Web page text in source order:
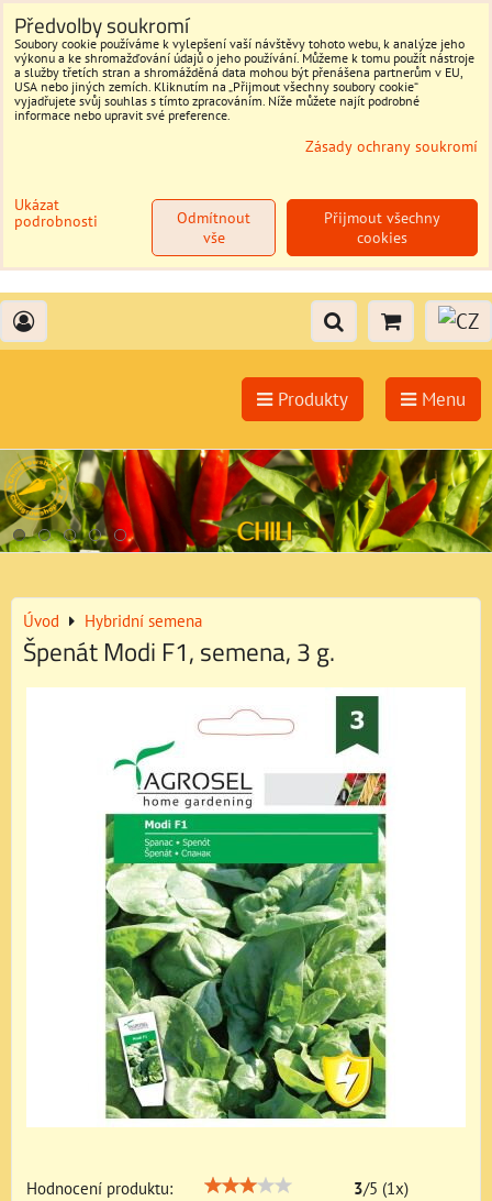
Produkty Menu
Úvod Hybridní semena
Špenát Modi F1, semena, 3 g.
Hodnocení produktu: 3/5 (1x)
Předvolby soukromí
Soubory cookie používáme k vylepšení vaší návštěvy tohoto webu, k analýze jeho
výkonu a ke shromažďování údajů o jeho používání. Můžeme k tomu použít nástroje
a služby třetích stran a shromážděná data mohou být přenášena partnerům v EU,
USA nebo jiných zemích. Kliknutím na „Přijmout všechny soubory cookie“
vyjadřujete svůj souhlas s tímto zpracováním. Níže můžete najít podrobné
informace nebo upravit své preference.
Zásady ochrany soukromí
Ukázat
podrobnosti
Přijmout všechny
cookies
Odmítnout
vše